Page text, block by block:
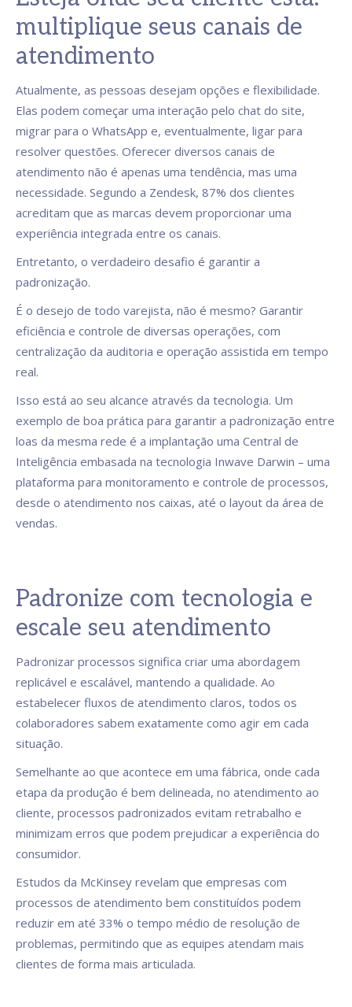
multiplique seus canais de
atendimento
Atualmente, as pessoas desejam opções e flexibilidade.
Elas podem começar uma interação pelo chat do site,
migrar para o WhatsApp e, eventualmente, ligar para
resolver questões. Oferecer diversos canais de
atendimento não é apenas uma tendência, mas uma
necessidade. Segundo a Zendesk, 87% dos clientes
acreditam que as marcas devem proporcionar uma
experiência integrada entre os canais.
Entretanto, o verdadeiro desafio é garantir a
padronização.
É o desejo de todo varejista, não é mesmo? Garantir
eficiência e controle de diversas operações, com
centralização da auditoria e operação assistida em tempo
real.
Isso está ao seu alcance através da tecnologia. Um
exemplo de boa prática para garantir a padronização entre
loas da mesma rede é a implantação uma Central de
Inteligência embasada na tecnologia Inwave Darwin – uma
plataforma para monitoramento e controle de processos,
desde o atendimento nos caixas, até o layout da área de
vendas.
Padronize com tecnologia e
escale seu atendimento
Padronizar processos significa criar uma abordagem
replicável e escalável, mantendo a qualidade. Ao
estabelecer fluxos de atendimento claros, todos os
colaboradores sabem exatamente como agir em cada
situação.
Semelhante ao que acontece em uma fábrica, onde cada
etapa da produção é bem delineada, no atendimento ao
cliente, processos padronizados evitam retrabalho e
minimizam erros que podem prejudicar a experiência do
consumidor.
Estudos da McKinsey revelam que empresas com
processos de atendimento bem constituídos podem
reduzir em até 33% o tempo médio de resolução de
problemas, permitindo que as equipes atendam mais
clientes de forma mais articulada.